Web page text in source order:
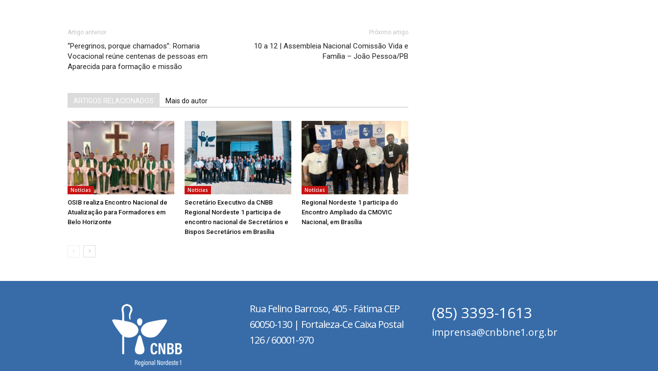
Artigo anterior
“Peregrinos, porque chamados”: Romaria
Vocacional reúne centenas de pessoas em
Aparecida para formação e missão
Próximo artigo
10 a 12 | Assembleia Nacional Comissão Vida e
Família – João Pessoa/PB
ARTIGOS RELACIONADOS Mais do autor
Notícias
OSIB realiza Encontro Nacional de
Atualização para Formadores em
Belo Horizonte
Notícias
Secretário Executivo da CNBB
Regional Nordeste 1 participa de
encontro nacional de Secretários e
Bispos Secretários em Brasília
Notícias
Regional Nordeste 1 participa do
Encontro Ampliado da CMOVIC
Nacional, em Brasília
Rua Felino Barroso, 405 - FátimaCEP
60050-130 | Fortaleza-Ce Caixa Postal
126 / 60001-970
(85) 3393-1613
imprensa@cnbbne1.org.br